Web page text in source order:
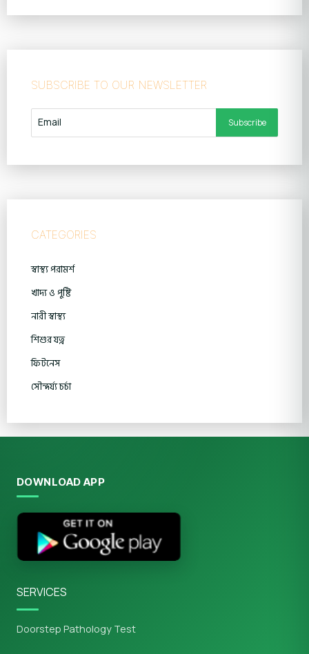
SUBSCRIBE TO OUR NEWSLETTER
CATEGORIES
স্বাস্থ্য পরামর্শ
খাদ্য ও পুষ্টি
নারী স্বাস্থ্য
শিশুর যত্ন
ফিটনেস
সৌন্দর্য্য চর্চা
DOWNLOAD APP
SERVICES
Doorstep Pathology Test